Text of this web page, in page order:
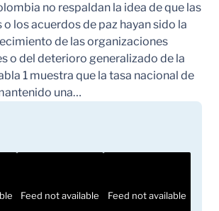
no respaldan la idea de que las
los acuerdos de paz hayan sido la
de las organizaciones
o del deterioro generalizado de la
1 muestra que la tasa nacional de
una…
Feed not available Feed not available